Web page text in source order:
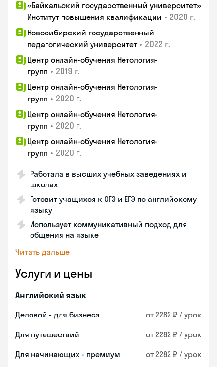
«Байкальский государственный университет»
Институт повышения квалификации • 2020 г.
Новосибирский государственный
педагогический университет • 2022 г.
Центр онлайн-обучения Нетология-
групп • 2019 г.
Центр онлайн-обучения Нетология-
групп • 2020 г.
Центр онлайн-обучения Нетология-
групп • 2020 г.
Центр онлайн-обучения Нетология-
групп • 2020 г.
Работала в высших учебных заведениях и
школах
Готовит учащихся к ОГЭ и ЕГЭ по английскому
языку
Использует коммуникативный подход для
общения на языке
Читать дальше
Услуги и цены
Английский язык
Деловой - для бизнеса от 2282 ₽ / урок
Для путешествий от 2282 ₽ / урок
Для начинающих - премиум от 2282 ₽ / урок